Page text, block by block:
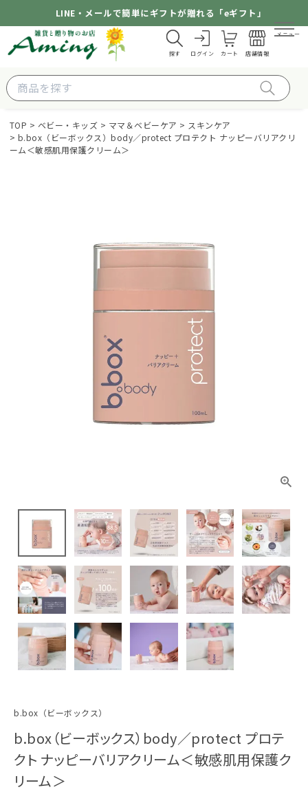
LINE・メールで簡単にギフトが贈れる「eギフト」
探す ログイン カート 店舗情報
メニュー
TOP ベビー・キッズ ママ＆ベビーケア
スキンケア
b.box（ビーボックス）body／protect プロテクト ナッピーバリアクリ
ーム＜敏感肌用保護クリーム＞
b.box（ビーボックス）
b.box（ビーボックス）body／protect プロテ
クト ナッピーバリアクリーム＜敏感肌用保護ク
リーム＞